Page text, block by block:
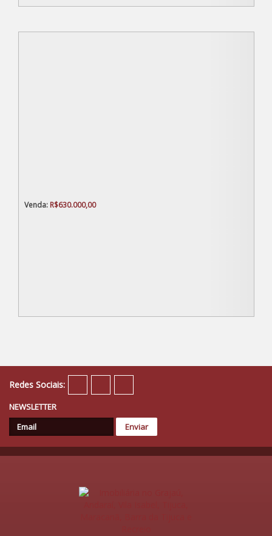
R$630.000,00
Redes Sociais:
NEWSLETTER